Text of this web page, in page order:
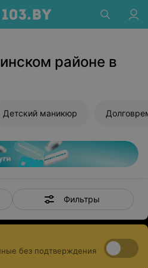
районе в
Детский маникюр
Фильтры
без подтверждения